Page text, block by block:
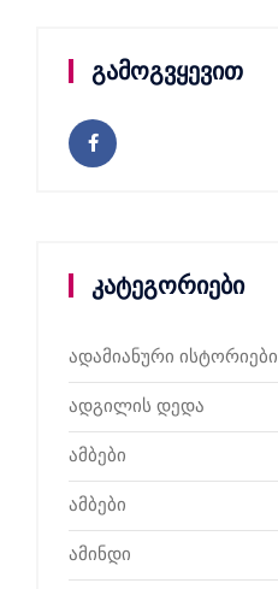
გამოგვყევით
კატეგორიები
ადამიანური ისტორიები
ადგილის დედა
ამბები
ამბები
ამინდი